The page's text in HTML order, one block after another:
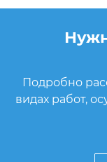
Подробно
видах работ,